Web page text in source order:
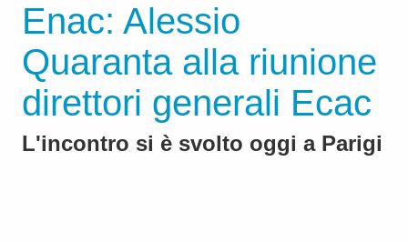
Enac: Alessio
Quaranta alla riunione
direttori generali Ecac
L'incontro si è svolto oggi a Parigi